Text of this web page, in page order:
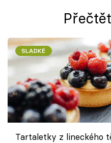
SLADKÉ
Tartaletky z lineckého